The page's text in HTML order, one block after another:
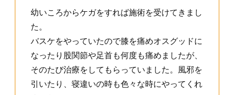
幼いころからケガをすれば施術を受けてきまし
た。
バスケをやっていたので膝を痛めオスグッドに
なったり股関節や足首も何度も痛めましたが、
そのたび治療をしてもらっていました。風邪を
引いたり、寝違いの時も色々な時にやってくれ